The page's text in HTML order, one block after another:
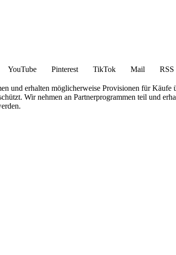
YouTube Pinterest TikTok Mail
RSS
und erhalten möglicherweise Provisionen für Käufe
Wir nehmen an Partnerprogrammen teil und